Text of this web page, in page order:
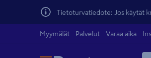
Tietoturvatiedote: Jos käytät
Myymälät Palvelut Varaa aika